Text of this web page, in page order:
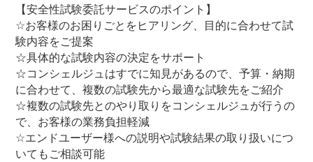
【安全性試験委託サービスのポイント】
☆お客様のお困りごとをヒアリング、目的に合わせて試
験内容をご提案
☆具体的な試験内容の決定をサポート
☆コンシェルジュはすでに知見があるので、予算・納期
に合わせて、複数の試験先から最適な試験先をご紹介
☆複数の試験先とのやり取りをコンシェルジュが行うの
で、お客様の業務負担軽減
☆エンドユーザー様への説明や試験結果の取り扱いにつ
いてもご相談可能